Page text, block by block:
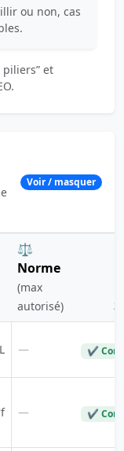
ou non, cas
piliers” et
Voir / masquer
⚖️
Norme
(max
autorisé)
— ✔
— ✔